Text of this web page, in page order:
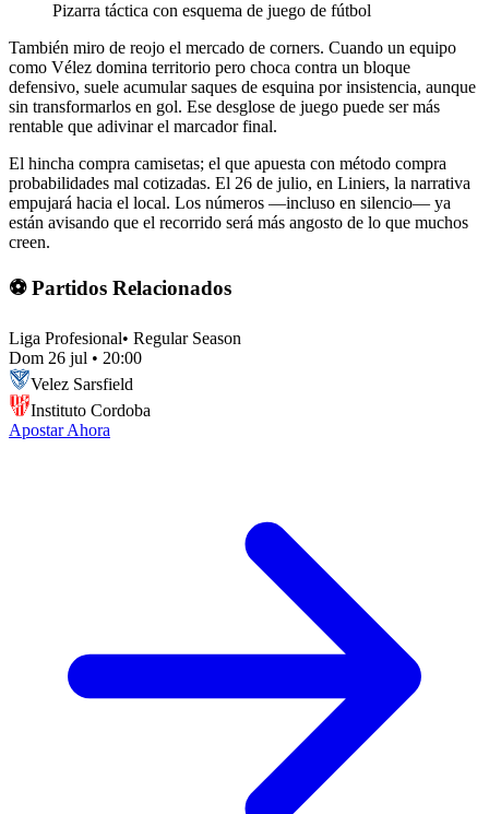
Pizarra táctica con esquema de juego de fútbol
También miro de reojo el mercado de corners. Cuando un equipo
como Vélez domina territorio pero choca contra un bloque
defensivo, suele acumular saques de esquina por insistencia, aunque
sin transformarlos en gol. Ese desglose de juego puede ser más
rentable que adivinar el marcador final.
El hincha compra camisetas; el que apuesta con método compra
probabilidades mal cotizadas. El 26 de julio, en Liniers, la narrativa
empujará hacia el local. Los números —incluso en silencio— ya
están avisando que el recorrido será más angosto de lo que muchos
creen.
⚽ Partidos Relacionados
Liga Profesional• Regular Season
Dom 26 jul • 20:00
Velez Sarsfield
Instituto Cordoba
Apostar Ahora